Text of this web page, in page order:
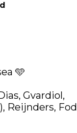
🩵
Gvardiol,
Reijnders,